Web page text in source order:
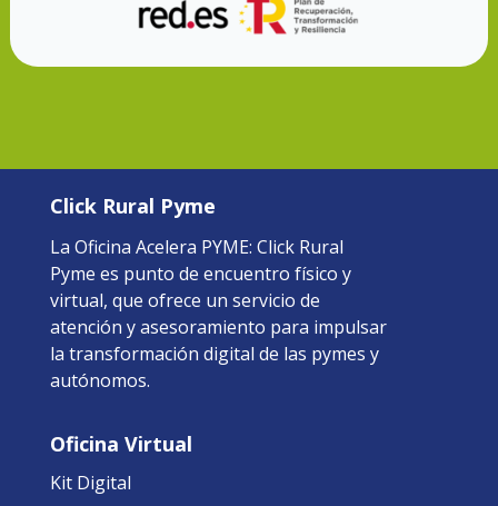
Click Rural Pyme
La Oficina Acelera PYME: Click Rural
Pyme es punto de encuentro físico y
virtual, que ofrece un servicio de
atención y asesoramiento para impulsar
la transformación digital de las pymes y
autónomos.
Oficina Virtual
Kit Digital